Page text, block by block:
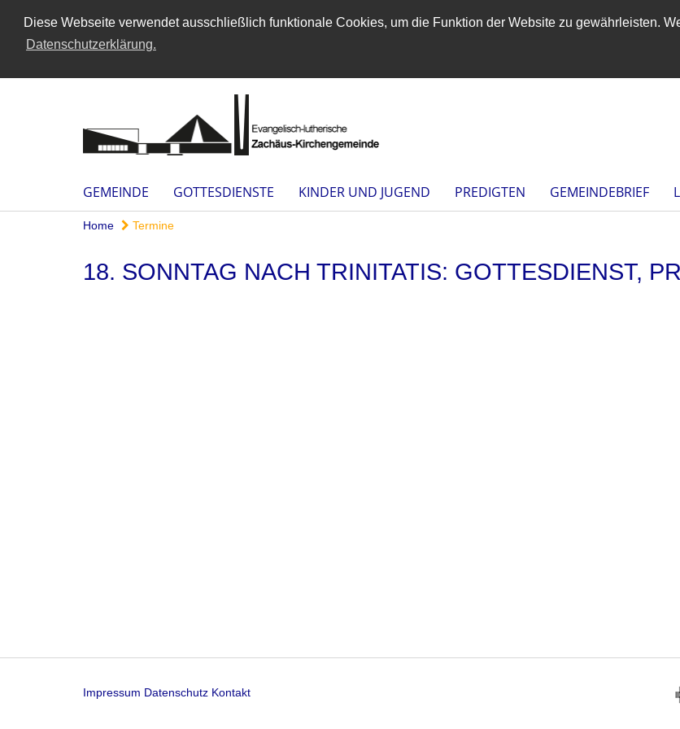
Diese Webseite verwendet ausschließlich funktionale Cookies, um die Funktion der Website zu gewährleisten.
Datenschutzerklärung.
GEMEINDE GOTTESDIENSTE KINDER UND JUGEND PREDIGTEN GEMEINDEBRIEF
Home Termine
18. SONNTAG NACH TRINITATIS: GOTTESDIENST,
Impressum Datenschutz Kontakt